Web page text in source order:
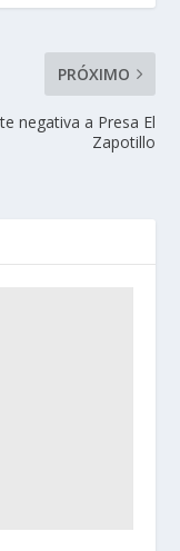
PRÓXIMO
negativa a Presa El
Zapotillo